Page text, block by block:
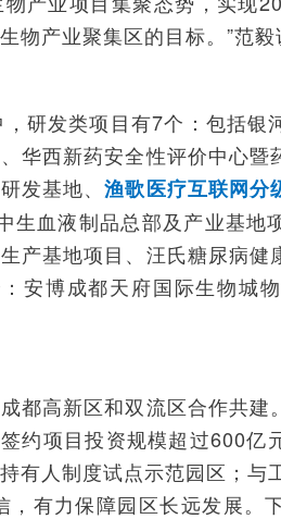
产业聚集区的目标。”范毅
研发类项目有7个：包括银
华西新药安全性评价中心
发基地、渔歌医疗互联网分
生血液制品总部及产业基地
产基地项目、汪氏糖尿病健
安博成都天府国际生物城
都高新区和双流区合作共建
约项目投资规模超过600亿
有人制度试点示范园区；与
有力保障园区长远发展。